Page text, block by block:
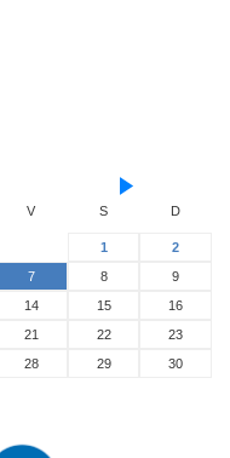
V S D
1
2
7 8
9
14 15
16
21 22
23
28 29
30